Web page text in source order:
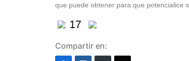
que puede obtener para que potencialice
17
Compartir en: